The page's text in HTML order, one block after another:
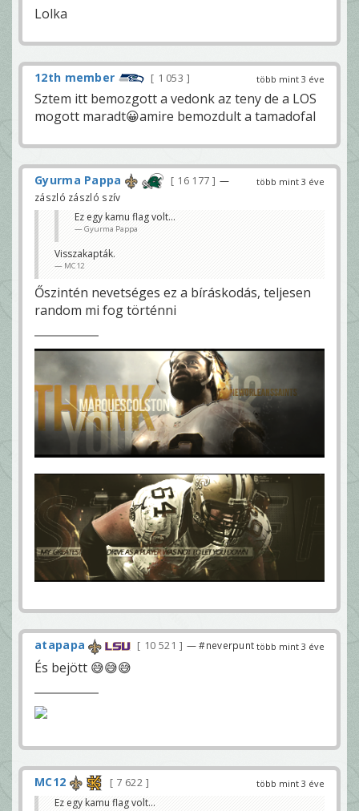
Lolka
több mint 3 éve
12th member 1 053
Sztem itt bemozgott a vedonk az teny de a LOS
mogott maradt😀amire bemozdult a tamadofal
több mint 3 éve
Gyurma Pappa 16 177
—
zászló zászló szív
Ez egy kamu flag volt...
Gyurma Pappa
Visszakapták.
MC12
Őszintén nevetséges ez a bíráskodás, teljesen
random mi fog történni
több mint 3 éve
atapapa 10 521 — #neverpunt
És bejött 😅😅😅
több mint 3 éve
MC12
7 622
Ez egy kamu flag volt...